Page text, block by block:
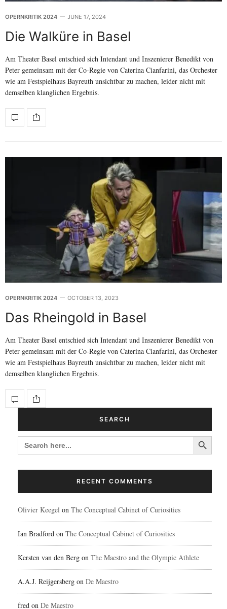
OPERNKRITIK 2024 JUNE 17, 2024
Die Walküre in Basel
Am Theater Basel entschied sich Intendant und Inszenierer Benedikt von
Peter gemeinsam mit der Co-Regie von Caterina Cianfarini, das Orchester
wie am Festspielhaus Bayreuth unsichtbar zu machen, leider nicht mit
demselben klanglichen Ergebnis.
OPERNKRITIK 2024 OCTOBER 13, 2023
Das Rheingold in Basel
Am Theater Basel entschied sich Intendant und Inszenierer Benedikt von
Peter gemeinsam mit der Co-Regie von Caterina Cianfarini, das Orchester
wie am Festspielhaus Bayreuth unsichtbar zu machen, leider nicht mit
demselben klanglichen Ergebnis.
SEARCH
SEARCH
FOR:
Search Button
RECENT COMMENTS
Olivier Keegel on The Conceptual Cabinet of Curiosities
Ian Bradford on The Conceptual Cabinet of Curiosities
Kersten van den Berg on The Maestro and the Olympic Athlete
A.A.J. Reijgersberg on De Maestro
fred on De Maestro